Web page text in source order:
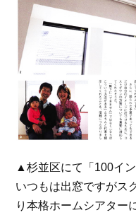
▲杉並区にて「100イ
いつもは出窓ですがス
り本格ホームシアター